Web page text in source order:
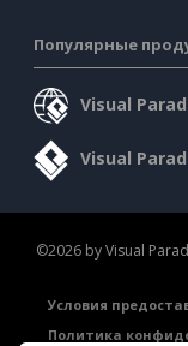
Популярные
Visual
Visual
©2026 by Visual
Условия
Политика